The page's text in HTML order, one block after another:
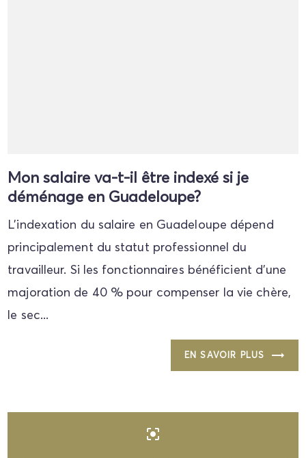
Mon salaire va-t-il être indexé si je
déménage en Guadeloupe?
L'indexation du salaire en Guadeloupe dépend
principalement du statut professionnel du
travailleur. Si les fonctionnaires bénéficient d'une
majoration de 40 % pour compenser la vie chère,
le sec...
EN SAVOIR PLUS
center_focus_strong